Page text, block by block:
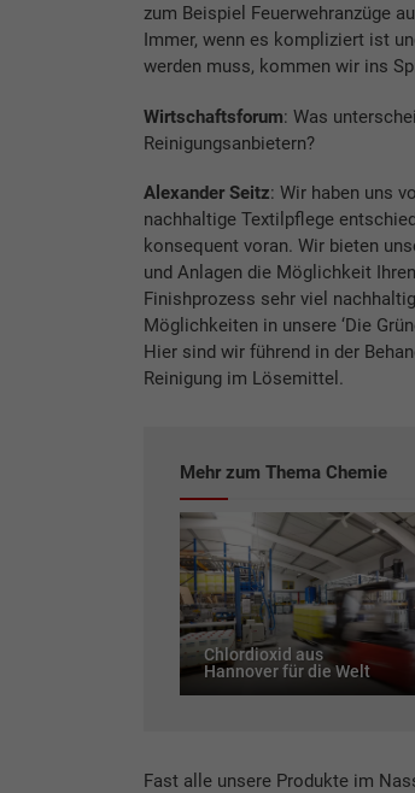
zum Beispiel Feuerwehranzüge
Immer, wenn es kompliziert ist
werden muss, kommen wir ins
Wirtschaftsforum: Was
Reinigungsanbietern?
Alexander Seitz: Wir haben uns
nachhaltige Textilpflege
konsequent voran. Wir bieten
und Anlagen die Möglichkeit
Finishprozess sehr viel
Möglichkeiten in unsere ‘Die
Hier sind wir führend in der
Reinigung im Lösemittel.
Mehr zum Thema Chemie
Chlordioxid aus
Hannover für die Welt
Fast alle unsere Produkte im